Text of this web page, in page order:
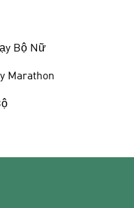
Bộ Nữ
Marathon